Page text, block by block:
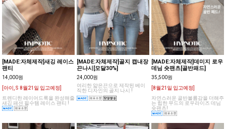
[MADE:자체제작]새깅 레이스
팬티
14,000원
[아이,S 8월21일 입고예정]
트렌디한 레이어드룩을 완성해줄
새깅 패션 필수템 레이스 팬티 !
[MADE:자체제작]골지 캡내장
끈나시[모달30%]
24,000원
여리한 얇은끈으로 제작된 베이
직한 디자인의 골지 나시 !
[MADE:자체제작]데미지 로우
데님 숏팬츠[골반패드]
35,500원
[8월21일 입고예정]
자연스러운 골반볼륨감을 더해주
는 힙한 무드의 로우라이즈 데님
숏팬츠!